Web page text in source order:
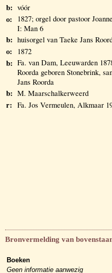
b: vóór
o:
1827; orgel door pastoor
I: Man 6
b: huisorgel van Taeke Jans
o: 1872
b: Fa. van Dam, Leeuwarden
Roorda geboren Stonebrink,
Jans Roorda
b: M. Maarschalkerweerd
r: Fa. Jos Vermeulen, Alkmaar
Bronvermelding van
Boeken
Geen informatie aanwezig